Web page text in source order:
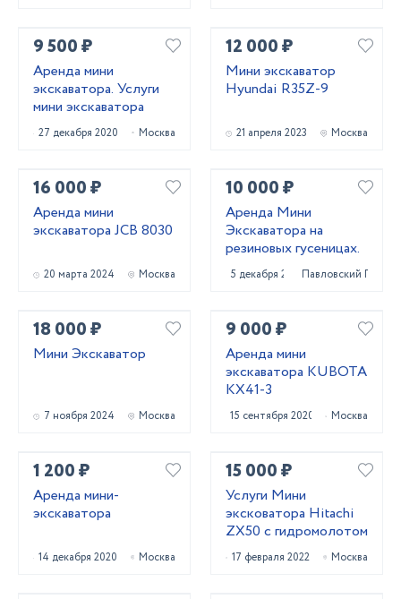
9 500 ₽
Аренда мини
экскаватора. Услуги
мини экскаватора
27 декабря 2020 Москва
12 000 ₽
Мини экскаватор
Hyundai R35Z-9
21 апреля 2023 Москва
16 000 ₽
Аренда мини
экскаватора JCB 8030
20 марта 2024 Москва
10 000 ₽
Аренда Мини
Экскаватора на
резиновых гусеницах.
5 декабря 2020Павловский Посад
18 000 ₽
Мини Экскаватор
7 ноября 2024 Москва
9 000 ₽
Аренда мини
экскаватора KUBOTA
KX41-3
15 сентября 2020 Москва
1 200 ₽
Аренда мини-
экскаватора
14 декабря 2020 Москва
15 000 ₽
Услуги Мини
эксковатора Hitachi
ZX50 с гидромолотом
17 февраля 2022 Москва